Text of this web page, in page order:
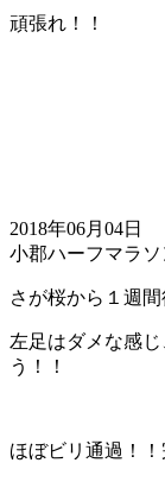
頑張れ！！
2018年06月04日
小郡ハーフマラ
さが桜から１週
左足はダメな感
う！！
ほぼビリ通過！！